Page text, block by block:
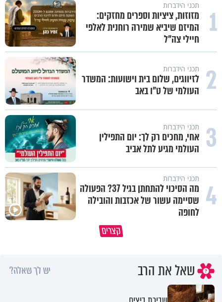
1 תכני הידברות
מזוזות, ציציות וספרים מחזקים:
המיזם שיביא שמירה רוחנית לאלפי
חיילי צה"ל
2 תכני הידברות
לזיווגים, שלום בית וישועות: המשדר
העולמי של ט"ו באב
3 תכני הידברות
אחי, מחכים רק לך: יום התפילין
העולמי מגיע לתל אביב
4 תכני הידברות
מה הסיכוי להתחתן בגיל 37? הפעולה
שסיימה עשור של אכזבות והובילה
לחופה
קצריםתשתמש באהבה של השם לטובתך
פותחים פתח קטן - ומקבלים
שאל את הרב יש לך שאלה?